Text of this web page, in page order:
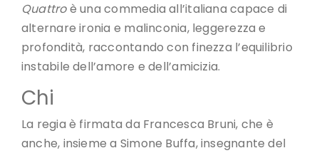
Quattroè una commedia all’italiana capace di
alternare ironia e malinconia, leggerezza e
profondità, raccontando con finezza l’equilibrio
instabile dell’amore e dell’amicizia.
Chi
La regia è firmata da Francesca Bruni, che è
anche, insieme a Simone Buffa, insegnante del